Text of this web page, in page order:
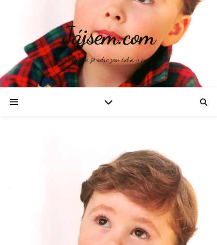
Jájsem.com
Vše, co děláte, je odrazem toho, v co věříte.